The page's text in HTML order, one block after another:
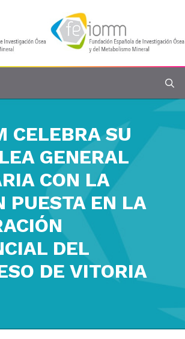
CELEBRA SU
GENERAL
CON LA
PUESTA EN LA
DEL
DE VITORIA